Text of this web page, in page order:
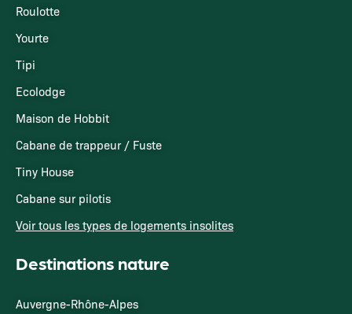
Roulotte
Yourte
Tipi
Ecolodge
Maison de Hobbit
Cabane de trappeur / Fuste
Tiny House
Cabane sur pilotis
Voir tous les types de logements insolites
Destinations nature
Auvergne-Rhône-Alpes